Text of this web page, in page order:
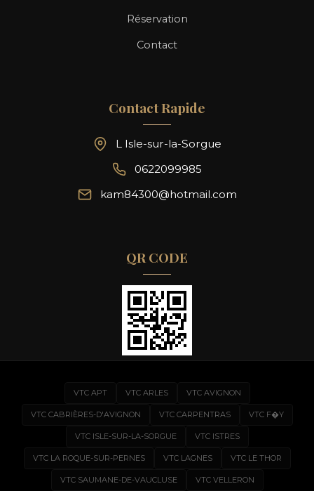
Réservation
Contact
Contact Rapide
L Isle-sur-la-Sorgue
0622099985
kam84300@hotmail.com
QR CODE
VTC APT VTC ARLES VTC AVIGNON
VTC CABRIÈRES-D'AVIGNON VTC CARPENTRAS VTC F�Y
VTC ISLE-SUR-LA-SORGUE VTC ISTRES
VTC LA ROQUE-SUR-PERNES VTC LAGNES VTC LE THOR
VTC SAUMANE-DE-VAUCLUSE VTC VELLERON